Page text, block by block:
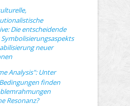
Die entscheidende
Symbolisierungsaspekts
neuer
Analysis": Unter
finden
Resonanz?